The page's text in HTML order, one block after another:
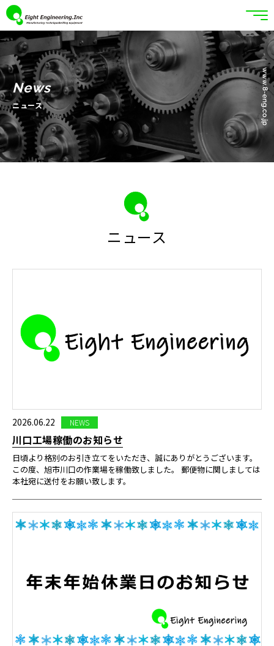
News
ニュース
ニュース
2026.06.22 NEWS
川口工場稼働のお知らせ
日頃より格別のお引き立てをいただき、誠にありがとうございます。
この度、旭市川口の作業場を稼働致しました。 郵便物に関しましては
本社宛に送付をお願い致します。